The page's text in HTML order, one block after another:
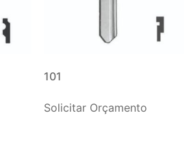
101
Solicitar Orçamento